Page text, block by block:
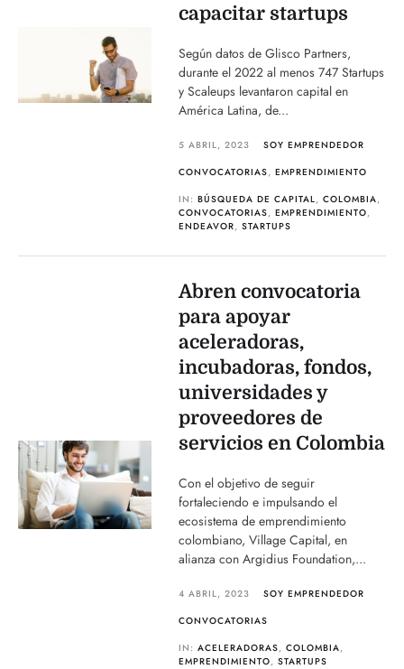
capacitar startups
Según datos de Glisco Partners,
durante el 2022 al menos 747 Startups
y Scaleups levantaron capital en
América Latina, de...
5 ABRIL, 2023
SOY EMPRENDEDOR
CONVOCATORIAS,EMPRENDIMIENTO
IN:BÚSQUEDA DE CAPITAL,COLOMBIA,
CONVOCATORIAS,EMPRENDIMIENTO,
ENDEAVOR,STARTUPS
Abren convocatoria
para apoyar
aceleradoras,
incubadoras, fondos,
universidades y
proveedores de
servicios en Colombia
Con el objetivo de seguir
fortaleciendo e impulsando el
ecosistema de emprendimiento
colombiano, Village Capital, en
alianza con Argidius Foundation,...
4 ABRIL, 2023
SOY EMPRENDEDOR
CONVOCATORIAS
IN:ACELERADORAS,COLOMBIA,
EMPRENDIMIENTO,STARTUPS